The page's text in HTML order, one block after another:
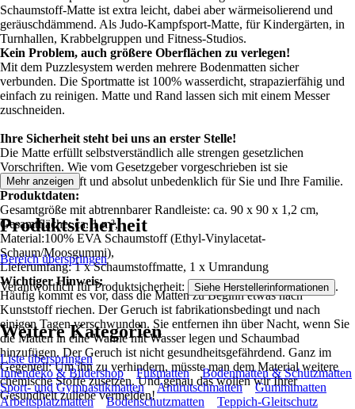
Schaumstoff-Matte ist extra leicht, dabei aber wärmeisolierend und
geräuschdämmend. Als Judo-Kampfsport-Matte, für Kindergärten, in
Turnhallen, Krabbelgruppen und Fitness-Studios.
Kein Problem, auch größere Oberflächen zu verlegen!
Mit dem Puzzlesystem werden mehrere Bodenmatten sicher
verbunden. Die Sportmatte ist 100% wasserdicht, strapazierfähig und
einfach zu reinigen. Matte und Rand lassen sich mit einem Messer
zuschneiden.
Ihre Sicherheit steht bei uns an erster Stelle!
Die Matte erfüllt selbstverständlich alle strengen gesetzlichen
Vorschriften. Wie vom Gesetzgeber vorgeschrieben ist sie
schadstoffgeprüft und absolut unbedenklich für Sie und Ihre Familie.
Produktdaten:
Gesamtgröße mit abtrennbarer Randleiste: ca. 90 x 90 x 1,2 cm,
Gesamtfläche: ca. 1 m²,
Material:100% EVA Schaumstoff (Ethyl-Vinylacetat-
Schaum/Moosgummi),
Lieferumfang: 1 x Schaumstoffmatte, 1 x Umrandung
Wichtiger Hinweis:
Häufig kommt es vor, dass die Matten zu Beginn etwas nach
Kunststoff riechen. Der Geruch ist fabrikationsbedingt und nach
einigen Tagen verschwunden. Sie entfernen ihn über Nacht, wenn Sie
die Matten in eine Wanne mit Wasser legen und Schaumbad
hinzufügen. Der Geruch ist nicht gesundheitsgefährdend. Ganz im
Gegenteil: Um ihn zu verhindern, müsste man dem Material weitere
chemische Stoffe zusetzen. Und genau das wollen wir Ihrer
Gesundheit zuliebe vermeiden!
Mehr anzeigen
Produktsicherheit
Bereich überspringen
Verantwortlich für Produktsicherheit: Siehe Herstellerinformationen .
Weitere Kategorien
Liste überspringen
Innendeko & Bildershop
Fußmatten
Bodenmatten & Schutzmatten
Sport- und Gymnastikmatten
Antirutschmatten
Gummimatten
Arbeitsplatzmatten
Bodenschutzmatten Teppich-Gleitschutz